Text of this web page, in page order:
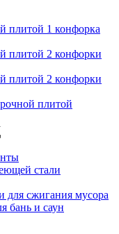
плитой 1 конфорка
плитой 2 конфорки
плитой 2 конфорки
плитой
стали
для сжигания мусора
бань и саун